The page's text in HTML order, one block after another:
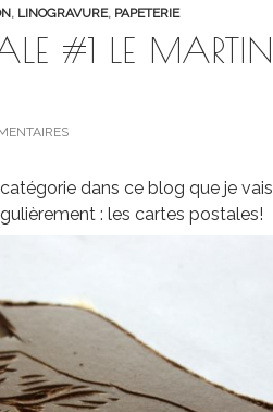
, LINOGRAVURE, PAPETERIE
#1 LE MARTIN
dans ce blog que je vais
: les cartes postales!